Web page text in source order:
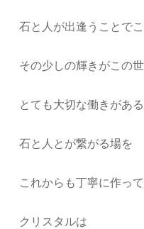
石と人が出逢うことで
その少しの輝きがこの
とても大切な働きがあ
石と人とが繋がる場を
これからも丁寧に作っ
クリスタルは